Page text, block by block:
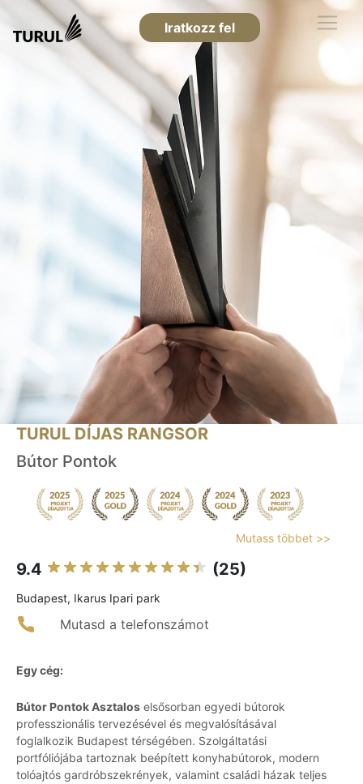
Iratkozz fel
TURUL DÍJAS RANGSOR
Bútor Pontok
Mutass többet >>
9.4 (25)
Budapest, Ikarus Ipari park
Mutasd a telefonszámot
Egy cég:
Bútor Pontok Asztalos elsősorban egyedi bútorok
professzionális tervezésével és megvalósításával
foglalkozik Budapest térségében. Szolgáltatási
portfóliójába tartoznak beépített konyhabútorok, modern
tolóajtós gardróbszekrények, valamint családi házak teljes